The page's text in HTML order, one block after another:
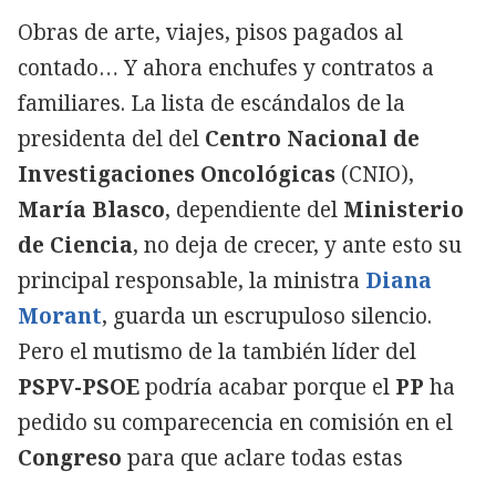
Obras de arte, viajes, pisos pagados al
contado… Y ahora enchufes y contratos a
familiares. La lista de escándalos de la
presidenta del del Centro Nacional de
Investigaciones Oncológicas (CNIO),
María Blasco, dependiente del Ministerio
de Ciencia, no deja de crecer, y ante esto su
principal responsable, la ministra Diana
Morant, guarda un escrupuloso silencio.
Pero el mutismo de la también líder del
PSPV-PSOEpodría acabar porque el PP ha
pedido su comparecencia en comisión en el
Congreso para que aclare todas estas